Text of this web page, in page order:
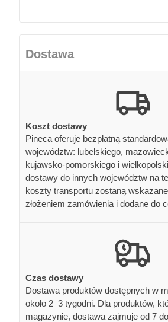
Dostawa
Koszt dostawy
Pineca oferuje bezpłatną
województw: lubelskiego,
kujawsko-pomorskiego i
dostawy do innych województw na
koszty transportu zostaną
złożeniem zamówienia i dodane do
Czas dostawy
Dostawa produktów dostępnych w
około 2–3 tygodni. Dla produktów,
magazynie, dostawa zajmuje od 7